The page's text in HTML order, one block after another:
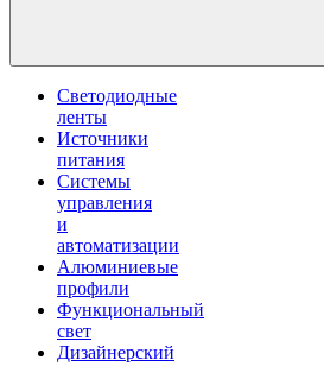
Светодиодные
ленты
Источники
питания
Системы
управления
и
автоматизации
Алюминиевые
профили
Функциональный
свет
Дизайнерский